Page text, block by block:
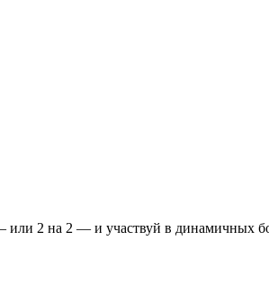
2 на 2 — и участвуй в динамичных